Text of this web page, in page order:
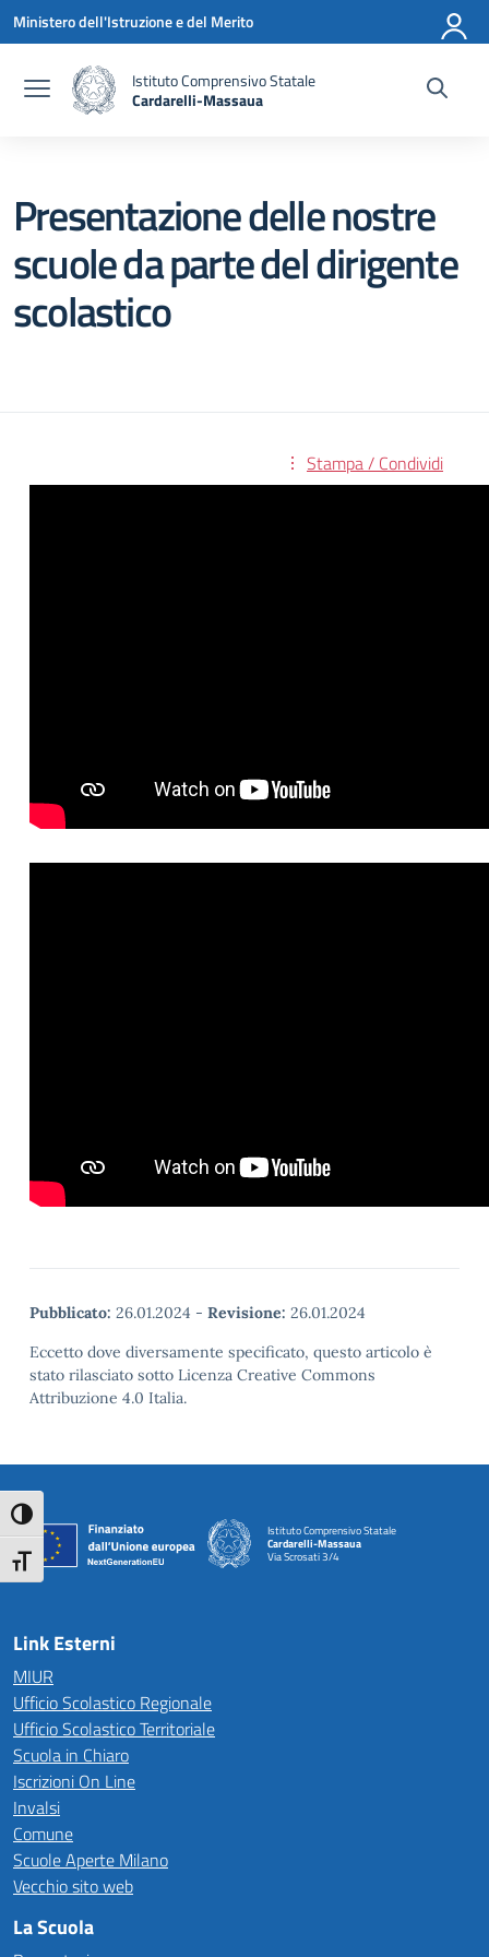
Attiva/disattiva alto contrasto
Attiva/disattiva dimensione testo
Vai ai contenuti
Vai al menu di navigazione
Vai al footer
Ministero dell'Istruzione e del Merito
Istituto Comprensivo Statale
Cardarelli-Massaua
Presentazione delle nostre
scuole da parte del dirigente
scolastico
Stampa / Condividi
Pubblicato: 26.01.2024 - Revisione: 26.01.2024
Eccetto dove diversamente specificato, questo articolo è
stato rilasciato sotto Licenza Creative Commons
Attribuzione 4.0 Italia.
Istituto Comprensivo Statale
Cardarelli-Massaua
Via Scrosati 3/4
Link Esterni
MIUR
Ufficio Scolastico Regionale
Ufficio Scolastico Territoriale
Scuola in Chiaro
Iscrizioni On Line
Invalsi
Comune
Scuole Aperte Milano
Vecchio sito web
La Scuola